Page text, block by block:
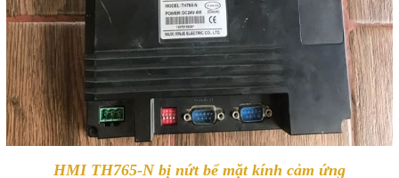
HMI TH765-N bị nứt bể mặt kính cảm ứng
Twitter
Gọi cho chúng tôi
Nhắn tin